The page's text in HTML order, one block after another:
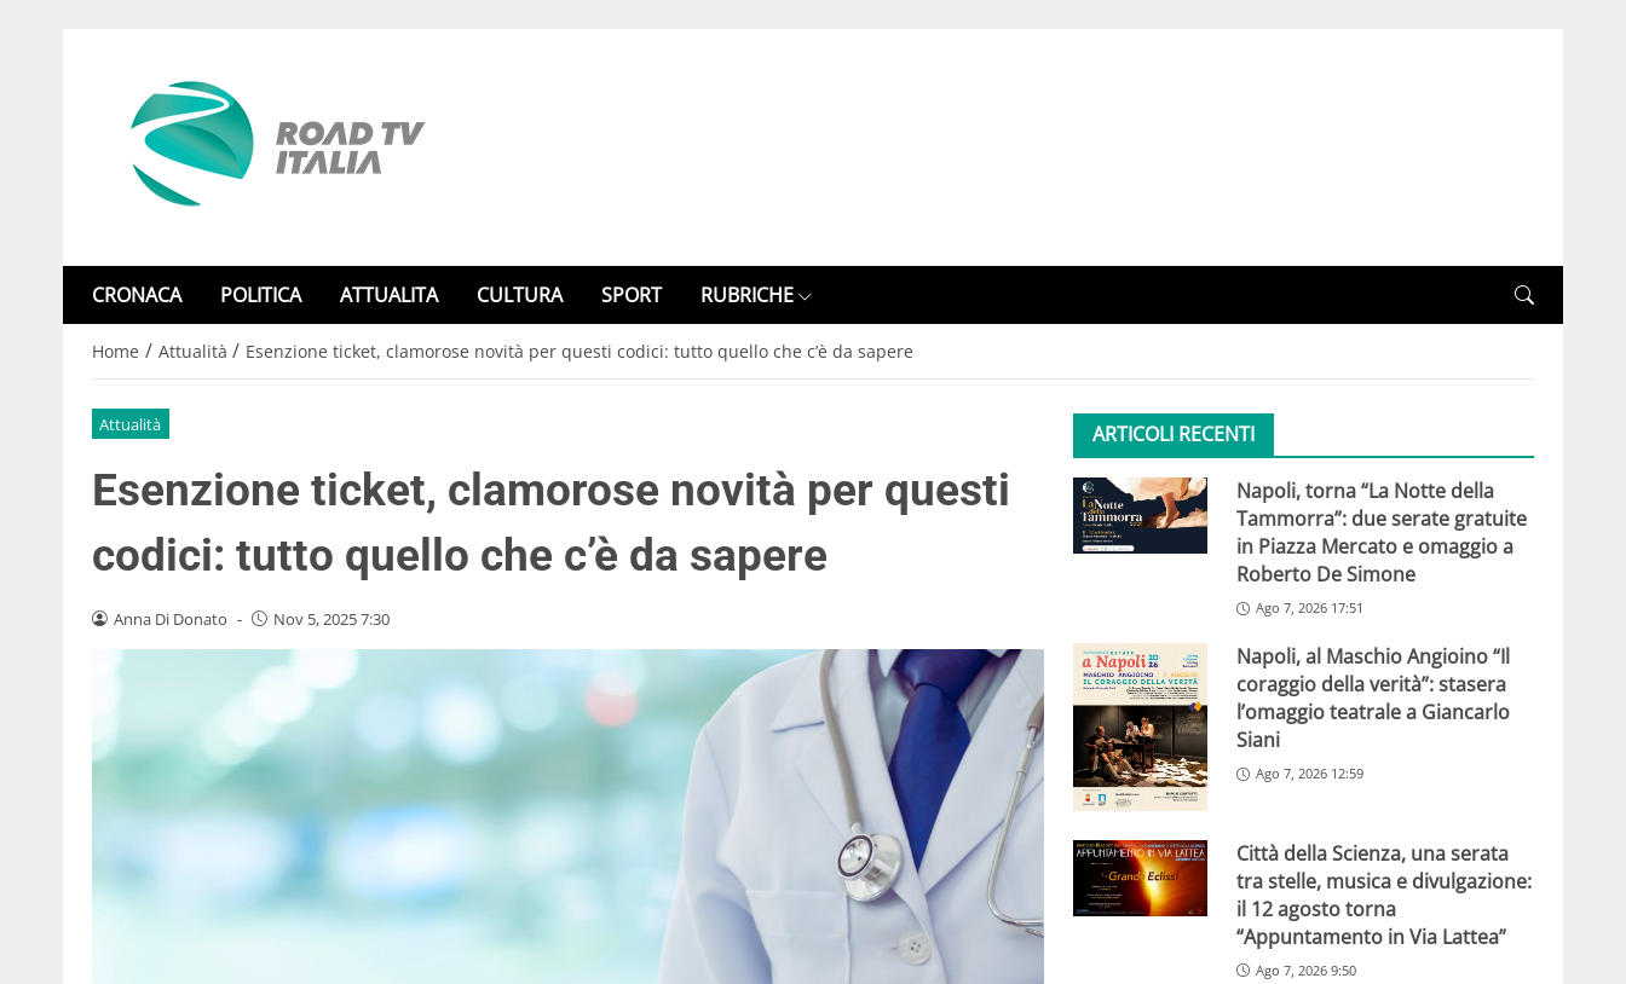
CRONACA POLITICA ATTUALITA CULTURA SPORT RUBRICHE
Home / Attualità / Esenzione ticket, clamorose novità per questi codici: tutto quello che c’è da sapere
Attualità
Esenzione ticket, clamorose novità per questi
codici: tutto quello che c’è da sapere
Anna Di Donato - Nov 5, 2025 7:30
ARTICOLI RECENTI
Napoli, torna “La Notte della
Tammorra”: due serate gratuite
in Piazza Mercato e omaggio a
Roberto De Simone
Ago 7, 2026 17:51
Napoli, al Maschio Angioino “Il
coraggio della verità”: stasera
l’omaggio teatrale a Giancarlo
Siani
Ago 7, 2026 12:59
Città della Scienza, una serata
tra stelle, musica e divulgazione:
il 12 agosto torna
“Appuntamento in Via Lattea”
Ago 7, 2026 9:50